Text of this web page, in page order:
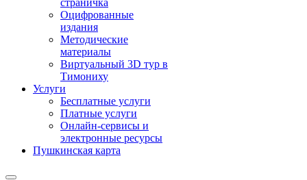
страничка
Оцифрованные
издания
Методические
материалы
Виртуальный 3D тур в
Тимониху
Услуги
Бесплатные услуги
Платные услуги
Онлайн-сервисы и
электронные ресурсы
Пушкинская карта